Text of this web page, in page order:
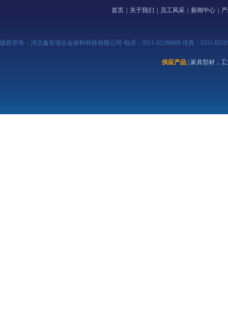
首页 关于我们 员工风采 新闻中心
版权所有：河北鑫东瑞合金材料科技有限公司 电话：0311-82198888 传真：0311-
供应产品 | 家具型材，